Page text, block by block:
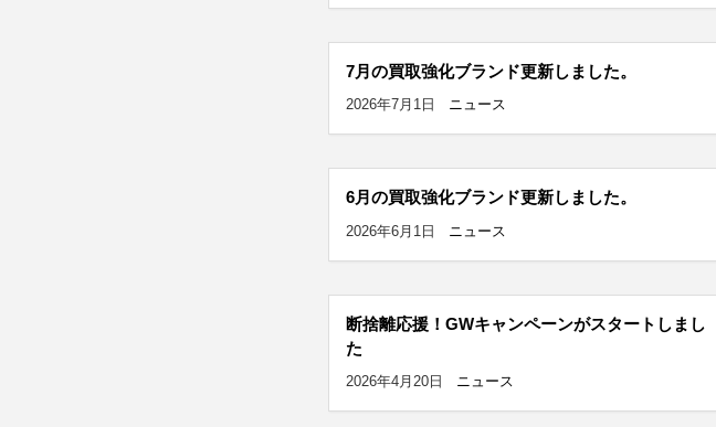
7月の買取強化ブランド更新しました。
2026年7月1日 ニュース
6月の買取強化ブランド更新しました。
2026年6月1日 ニュース
断捨離応援！GWキャンペーンがスタートしまし
た
2026年4月20日 ニュース